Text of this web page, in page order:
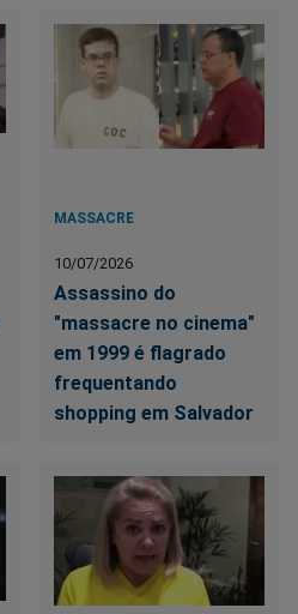
MASSACRE
10/07/2026
Assassino do
"massacre no cinema"
em 1999 é flagrado
frequentando
shopping em Salvador